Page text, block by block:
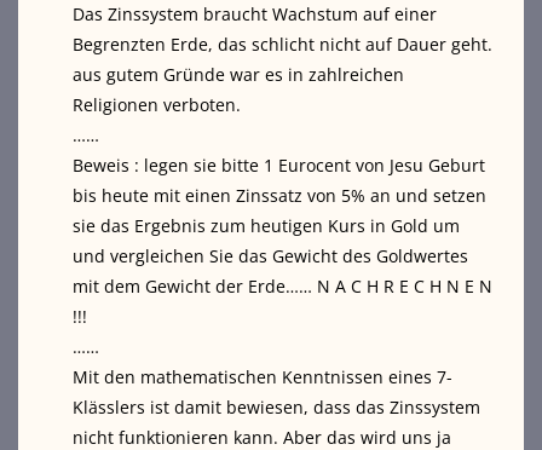
Das Zinssystem braucht Wachstum auf einer
Begrenzten Erde, das schlicht nicht auf Dauer geht.
aus gutem Gründe war es in zahlreichen
Religionen verboten.
……
Beweis : legen sie bitte 1 Eurocent von Jesu Geburt
bis heute mit einen Zinssatz von 5% an und setzen
sie das Ergebnis zum heutigen Kurs in Gold um
und vergleichen Sie das Gewicht des Goldwertes
mit dem Gewicht der Erde…… N A C H R E C H N E N
!!!
……
Mit den mathematischen Kenntnissen eines 7-
Klässlers ist damit bewiesen, dass das Zinssystem
nicht funktionieren kann. Aber das wird uns ja